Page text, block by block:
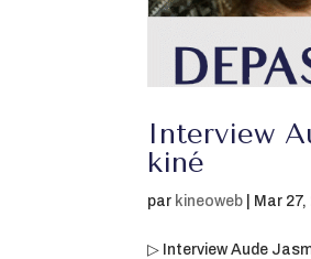
Interview
kiné
par kineoweb Mar 27,
▷ Interview Aude